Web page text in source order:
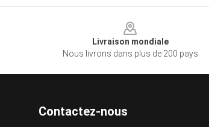
Livraison mondiale
Nous livrons dans plus de 200 pays
Contactez-nous